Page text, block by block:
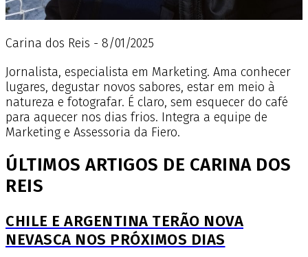
Carina dos Reis - 8/01/2025
Jornalista, especialista em Marketing. Ama conhecer
lugares, degustar novos sabores, estar em meio à
natureza e fotografar. É claro, sem esquecer do café
para aquecer nos dias frios. Integra a equipe de
Marketing e Assessoria da Fiero.
ÚLTIMOS ARTIGOS DE CARINA DOS
REIS
CHILE E ARGENTINA TERÃO NOVA
NEVASCA NOS PRÓXIMOS DIAS